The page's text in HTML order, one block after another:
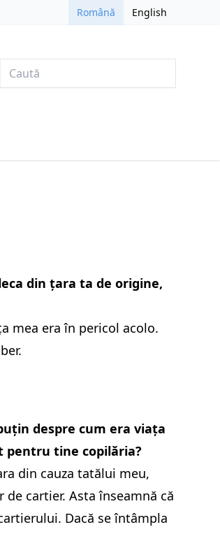
Română English
din țara ta de origine,
mea era în pericol acolo.
despre cum era viața
pentru tine copilăria?
din cauza tatălui meu,
cartier. Asta înseamnă că
Dacă se întâmpla